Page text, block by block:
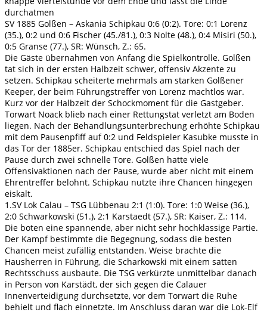
durchatmen
SV 1885 Golßen – Askania Schipkau 0:6 (0:2). Tore: 0:1 Lorenz
(35.), 0:2 und 0:6 Fischer (45./81.), 0:3 Nolte (48.), 0:4 Misiri (50.),
0:5 Granse (77.), SR: Wünsch, Z.: 65.
Die Gäste übernahmen von Anfang die Spielkontrolle. Golßen
tat sich in der ersten Halbzeit schwer, offensiv Akzente zu
setzen. Schipkau scheiterte mehrmals am starken Golßener
Keeper, der beim Führungstreffer von Lorenz machtlos war.
Kurz vor der Halbzeit der Schockmoment für die Gastgeber.
Torwart Noack blieb nach einer Rettungstat verletzt am Boden
liegen. Nach der Behandlungsunterbrechung erhöhte Schipkau
mit dem Pausenpfiff auf 0:2 und Feldspieler Kasubke musste in
das Tor der 1885er. Schipkau entschied das Spiel nach der
Pause durch zwei schnelle Tore. Golßen hatte viele
Offensivaktionen nach der Pause, wurde aber nicht mit einem
Ehrentreffer belohnt. Schipkau nutzte ihre Chancen hingegen
eiskalt.
1.SV Lok Calau – TSG Lübbenau 2:1 (1:0). Tore: 1:0 Weise (36.),
2:0 Schwarkowski (51.), 2:1 Karstaedt (57.), SR: Kaiser, Z.: 114.
Die boten eine spannende, aber nicht sehr hochklassige Partie.
Der Kampf bestimmte die Begegnung, sodass die besten
Chancen meist zufällig entstanden. Weise brachte die
Hausherren in Führung, die Scharkowski mit einem satten
Rechtsschuss ausbaute. Die TSG verkürzte unmittelbar danach
in Person von Karstädt, der sich gegen die Calauer
Innenverteidigung durchsetzte, vor dem Torwart die Ruhe
behielt und flach einnetzte. Im Anschluss daran war die Lok-Elf